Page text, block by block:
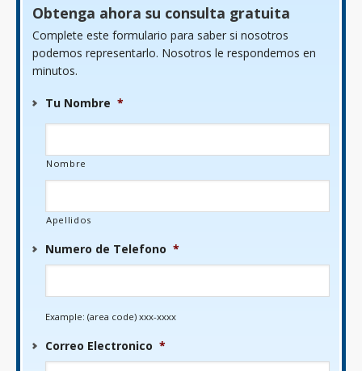
Obtenga ahora su consulta gratuita
Complete este formulario para saber si nosotros
podemos representarlo. Nosotros le respondemos en
minutos.
Tu Nombre *
Nombre
Apellidos
Numero de Telefono *
Example: (area code) xxx-xxxx
Correo Electronico *